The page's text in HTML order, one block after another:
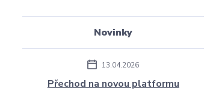
Novinky
13.04.2026
Přechod na novou platformu